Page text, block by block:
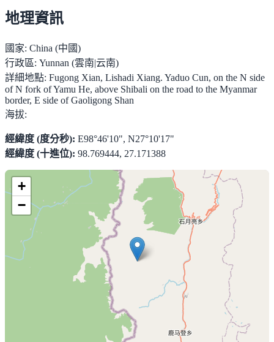
地理資訊
國家: China (中國)
行政區: Yunnan (雲南|云南)
詳細地點: Fugong Xian, Lishadi Xiang. Yaduo Cun, on the N side
of N fork of Yamu He, above Shibali on the road to the Myanmar
border, E side of Gaoligong Shan
海拔:
經緯度 (度分秒): E98°46'10", N27°10'17"
經緯度 (十進位): 98.769444, 27.171388
+
−